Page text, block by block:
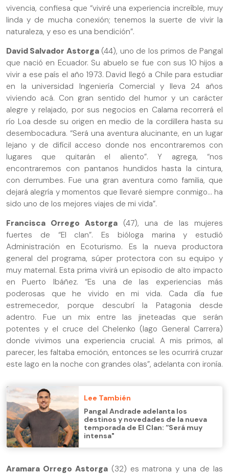
vivencia, confiesa que “viviré una experiencia increíble, muy
linda y de mucha conexión; tenemos la suerte de vivir la
naturaleza, y eso es una bendición”.
David Salvador Astorga(44), uno de los primos de Pangal
que nació en Ecuador. Su abuelo se fue con sus 10 hijos a
vivir a ese país el año 1973. David llegó a Chile para estudiar
en la universidad Ingeniería Comercial y lleva 24 años
viviendo acá. Con gran sentido del humor y un carácter
alegre y relajado, por sus negocios en Calama recorrerá el
río Loa desde su origen en medio de la cordillera hasta su
desembocadura. “Será una aventura alucinante, en un lugar
lejano y de difícil acceso donde nos encontraremos con
lugares que quitarán el aliento”. Y agrega, “nos
encontraremos con pantanos hundidos hasta la cintura,
con derrumbes. Fue una gran aventura como familia, que
dejará alegría y momentos que llevaré siempre conmigo... ha
sido uno de los mejores viajes de mi vida”.
Francisca Orrego Astorga (47), una de las mujeres
fuertes de “El clan”. Es bióloga marina y estudió
Administración en Ecoturismo. Es la nueva productora
general del programa, súper protectora con su equipo y
muy maternal. Esta prima vivirá un episodio de alto impacto
en Puerto Ibáñez. “Es una de las experiencias más
poderosas que he vivido en mi vida. Cada día fue
estremecedor, porque descubrí la Patagonia desde
adentro. Fue un mix entre las jineteadas que serán
potentes y el cruce del Chelenko (lago General Carrera)
donde vivimos una experiencia crucial. A mis primos, al
parecer, les faltaba emoción, entonces se les ocurrirá cruzar
este lago en la noche con grandes olas”, adelanta con ironía.
Lee También
Pangal Andrade adelanta los
destinos y novedades de la nueva
temporada de El Clan: “Será muy
intensa"
Aramara Orrego Astorga(32) es matrona y una de las